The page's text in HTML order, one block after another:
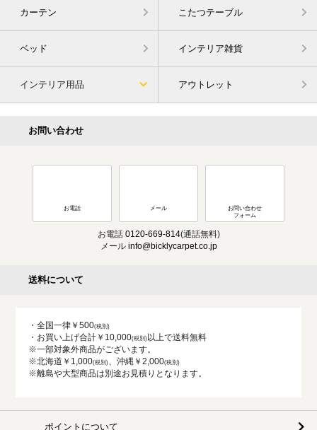
カーテン こたつテーブル
ベッド インテリア雑貨
インテリア用品 アウトレット
お問い合わせ
お電話 メール
お問い合わせ
フォーム
お電話 0120-669-814(通話無料)
メール info@bicklycarpet.co.jp
送料について
・全国一律￥500
・お買い上げ合計￥10,000
以上で送料無料
※一部対象外商品がございます。
※北海道￥1,000
、沖縄￥2,000
※離島や大型商品は別途お見積りとなります。
ポイントについて